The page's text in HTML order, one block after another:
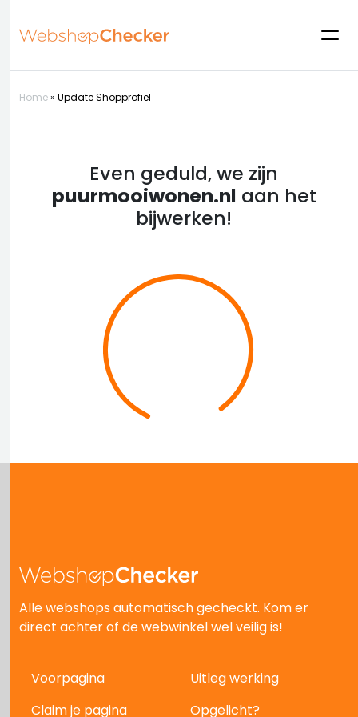
Home» Update Shopprofiel
Even geduld, we zijn
puurmooiwonen.nl aan het
bijwerken!
Alle webshops automatisch gecheckt. Kom er
direct achter of de webwinkel wel veilig is!
Voorpagina
Uitleg werking
Claim je pagina
Opgelicht?